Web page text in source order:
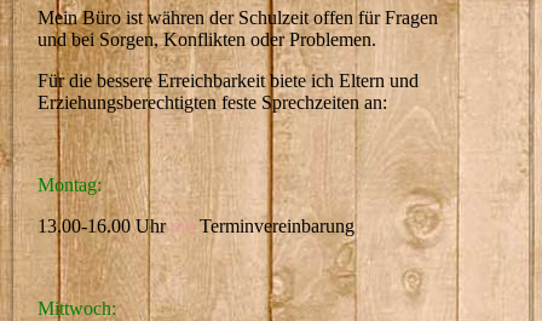
Mein Büro ist währen der Schulzeit offen für Fragen
und bei Sorgen, Konflikten oder Problemen.
Für die bessere Erreichbarkeit biete ich Eltern und
Erziehungsberechtigten feste Sprechzeiten an:
Montag:
13.00-16.00 UhrmitTerminvereinbarung
Mittwoch: